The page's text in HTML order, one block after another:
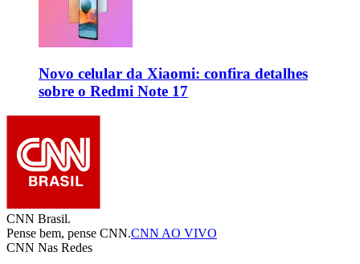
Novo celular da Xiaomi: confira detalhes
sobre o Redmi Note 17
CNN Brasil.
Pense bem, pense CNN.CNN AO VIVO
CNN Nas Redes